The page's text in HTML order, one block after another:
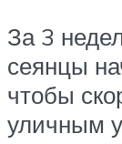
За 3
сеянцы
чтобы
уличным